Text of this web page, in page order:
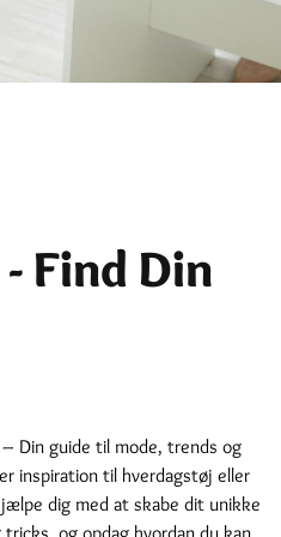
Find Din
– Din guide til mode, trends og
inspiration til hverdagstøj eller
dig med at skabe dit unikke